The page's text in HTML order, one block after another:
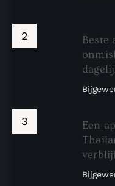
Beste
Een